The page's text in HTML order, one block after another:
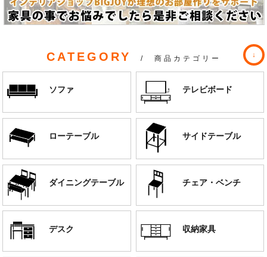
CATEGORY / 商品カテゴリー
ソファ テレビボード
ローテーブル サイドテーブル
ダイニングテーブル チェア・ベンチ
デスク 収納家具